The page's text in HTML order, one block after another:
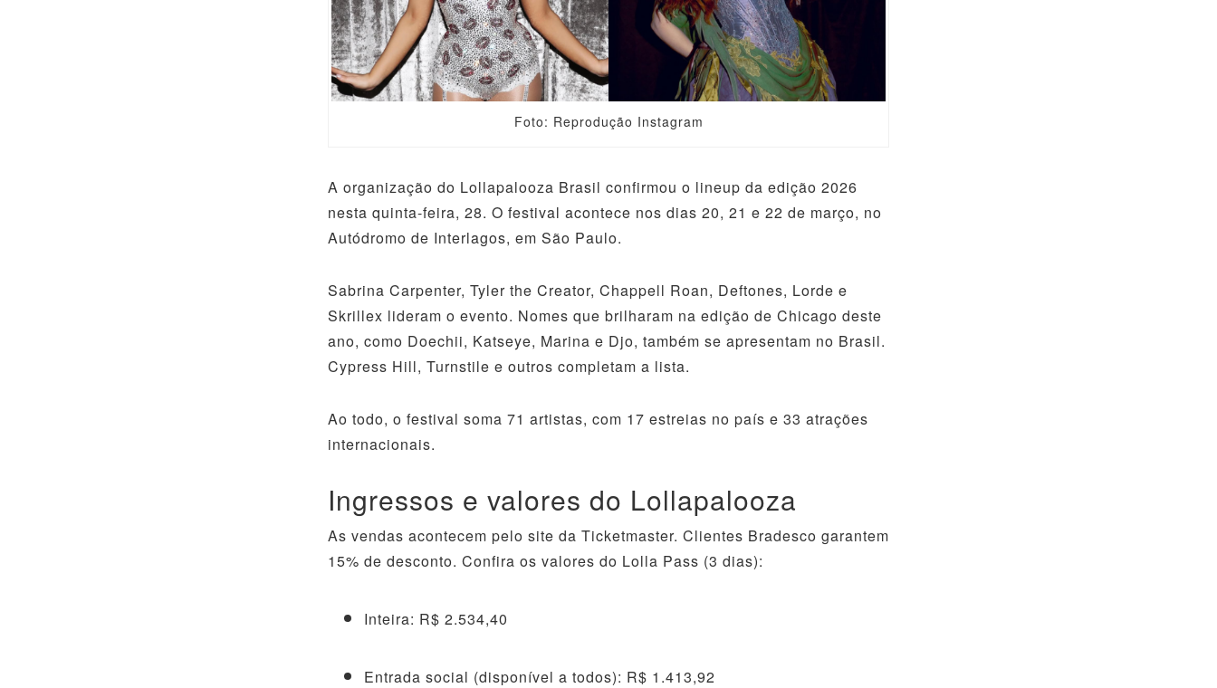
Foto: Reprodução Instagram
A organização do Lollapalooza Brasil confirmou o lineup da edição 2026
nesta quinta-feira, 28. O festival acontece nos dias 20, 21 e 22 de março, no
Autódromo de Interlagos, em São Paulo.
Sabrina Carpenter, Tyler the Creator, Chappell Roan, Deftones, Lorde e
Skrillex lideram o evento. Nomes que brilharam na edição de Chicago deste
ano, como Doechii, Katseye, Marina e Djo, também se apresentam no Brasil.
Cypress Hill, Turnstile e outros completam a lista.
Ao todo, o festival soma 71 artistas, com 17 estreias no país e 33 atrações
internacionais.
Ingressos e valores do Lollapalooza
As vendas acontecem pelo site da Ticketmaster. Clientes Bradesco garantem
15% de desconto. Confira os valores do Lolla Pass (3 dias):
Inteira: R$ 2.534,40
Entrada social (disponível a todos): R$ 1.413,92